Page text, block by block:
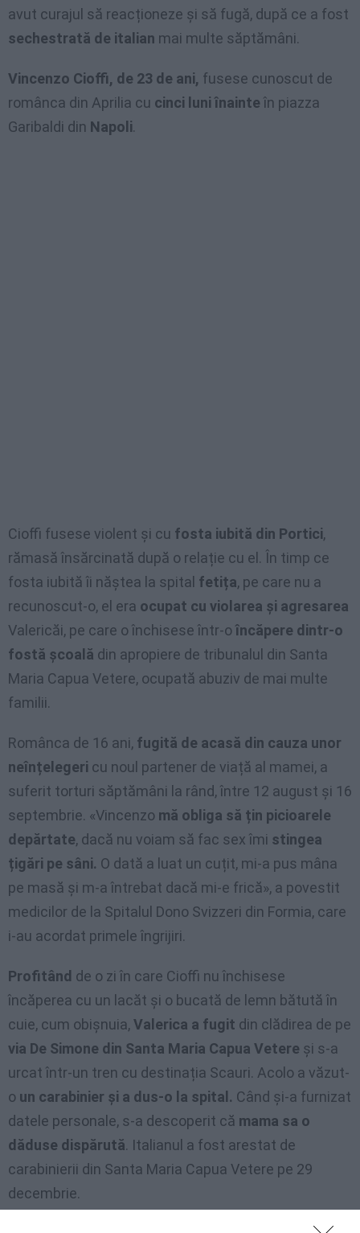
avut curajul să reacționeze și să fugă, după ce a fost
sechestrată de italian mai multe săptămâni.
Vincenzo Cioffi, de 23 de ani, fusese cunoscut de
românca din Aprilia cu cinci luni înainte în piazza
Garibaldi din Napoli.
Cioffi fusese violent și cu fosta iubită din Portici,
rămasă însărcinată după o relație cu el. În timp ce
fosta iubită îi năștea la spital fetița, pe care nu a
recunoscut-o, el era ocupat cu violarea și agresarea
Valericăi, pe care o închisese într-o încăpere dintr-o
fostă școală din apropiere de tribunalul din Santa
Maria Capua Vetere, ocupată abuziv de mai multe
familii.
Românca de 16 ani, fugită de acasă din cauza unor
neînțelegeri cu noul partener de viață al mamei, a
suferit torturi săptămâni la rând, între 12 august și 16
septembrie. «Vincenzo mă obliga să țin picioarele
depărtate, dacă nu voiam să fac sex îmi stingea
țigări pe sâni. O dată a luat un cuțit, mi-a pus mâna
pe masă și m-a întrebat dacă mi-e frică», a povestit
medicilor de la Spitalul Dono Svizzeri din Formia, care
i-au acordat primele îngrijiri.
Profitând de o zi în care Cioffi nu închisese
încăperea cu un lacăt și o bucată de lemn bătută în
cuie, cum obișnuia,Valerica a fugit din clădirea de pe
via De Simone din Santa Maria Capua Vetere și s-a
urcat într-un tren cu destinația Scauri. Acolo a văzut-
o un carabinier și a dus-o la spital. Când și-a furnizat
datele personale, s-a descoperit că mama sa o
dăduse dispărută. Italianul a fost arestat de
carabinierii din Santa Maria Capua Vetere pe 29
decembrie.